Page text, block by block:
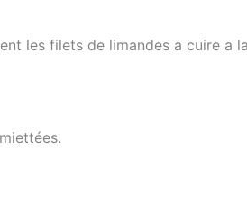
les filets de limandes a cuire a